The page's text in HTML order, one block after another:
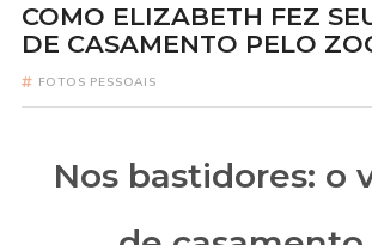
COMO ELIZABETH FEZ
DE CASAMENTO PELO
FOTOS PESSOAIS
Nos bastidores: o